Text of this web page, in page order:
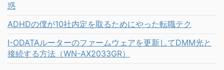
惑
ADHDの僕が10社内定を取るためにやった転職テク
I-ODATAルーターのファームウェアを更新してDMM光と
接続する方法（WN-AX2033GR）